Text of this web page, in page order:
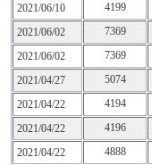
2021/06/10
4199
2021/06/02
7369
2021/06/02
7369
2021/04/27
5074
2021/04/22
4194
2021/04/22
4196
2021/04/22
4888